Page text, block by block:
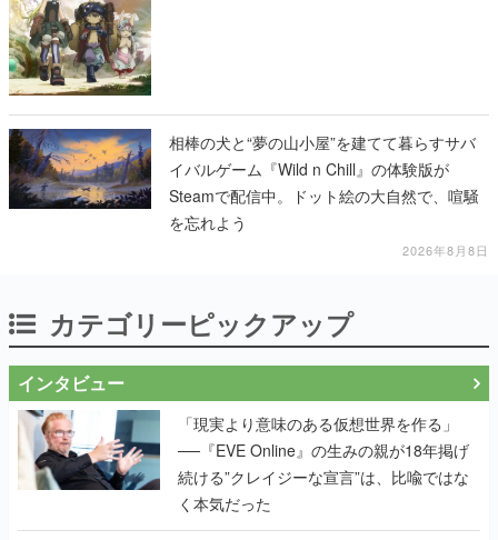
相棒の犬と“夢の山小屋”を建てて暮らすサバ
イバルゲーム『Wild n Chill』の体験版が
Steamで配信中。ドット絵の大自然で、喧騒
を忘れよう
2026年8月8日
カテゴリーピックアップ
インタビュー
「現実より意味のある仮想世界を作る」
──『EVE Online』の生みの親が18年掲げ
続ける”クレイジーな宣言”は、比喩ではな
く本気だった